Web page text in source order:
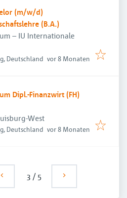
(m/w/d)
(B.A.)
– IU Internationale
Deutschland Veröffentlicht:
vor 8 Monaten
Dipl.-Finanzwirt (FH)
West
Deutschland Veröffentlicht:
vor 8 Monaten
3 / 5